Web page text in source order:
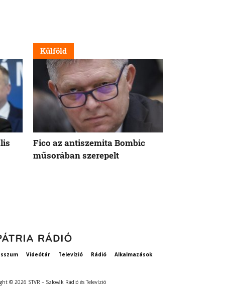
Külföld
Fico az antiszemita Bombic
műsorában szerepelt
Videótár Televízió Rádió Alkalmazások
© 2026 STVR – Szlovák Rádió és Televízió